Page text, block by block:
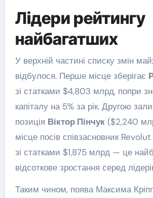
Лідери рейтингу
найбагатших
У верхній частині списку змін
відбулося. Перше місце зберігає
зі статками $4,803 млрд, попри
капіталу на 5% за рік. Другою
позиція Віктор Пінчук($2,240
місце посів співзасновник Revolut
зі статками $1,875 млрд — це
відсоткове зростання серед
Таким чином, поява Максима